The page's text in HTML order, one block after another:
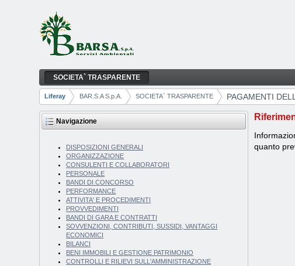
Salta al contenuto
PAGAMENTI DELL'AMMINISTRAZIONE
Navigazione
SOCIETA` TRASPARENTE
Breadcrumb
Liferay BAR.S.A S.p.A. SOCIETA` TRASPARENTE PAGAMENTI
Navigazione
DISPOSIZIONI GENERALI
ORGANIZZAZIONE
CONSULENTI E COLLABORATORI
PERSONALE
BANDI DI CONCORSO
PERFORMANCE
ATTIVITA' E PROCEDIMENTI
PROVVEDIMENTI
BANDI DI GARA E CONTRATTI
SOVVENZIONI, CONTRIBUTI, SUSSIDI, VANTAGGI
ECONOMICI
BILANCI
BENI IMMOBILI E GESTIONE PATRIMONIO
CONTROLLI E RILIEVI SULL'AMMINISTRAZIONE
quanto